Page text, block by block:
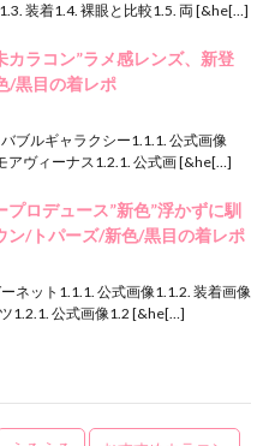
装着1.4. 裸眼と比較1.5. 両 [&he[…]
カラコン”ラメ感レンズ、新登
/黒目の着レポ
ブルギャラクシー1.1.1. 公式画像
アヴィーナス1.2.1. 公式画 [&he[…]
プロデュース”新色”浮かずに馴
ン/トパーズ/新色/黒目の着レポ
ネット1.1.1. 公式画像1.1.2. 装着画像
1.2.1. 公式画像1.2 [&he[…]